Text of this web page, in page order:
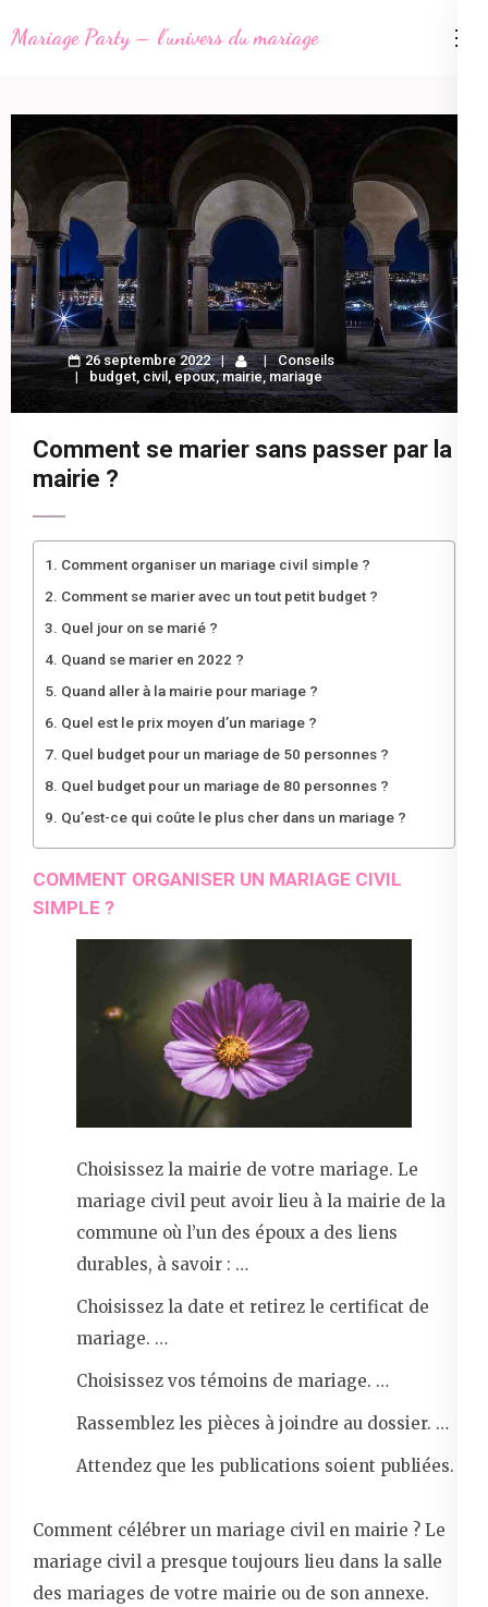
au
(Pressez
Entrée)
Mariage Party – l'univers du mariage
26 septembre 2022
Conseils
budget, civil , epoux,mairie,mariage
Comment se marier sans passer par la
mairie ?
Comment organiser un mariage civil simple ?
Comment se marier avec un tout petit budget ?
Quel jour on se marié ?
Quand se marier en 2022 ?
Quand aller à la mairie pour mariage ?
Quel est le prix moyen d’un mariage ?
Quel budget pour un mariage de 50 personnes ?
Quel budget pour un mariage de 80 personnes ?
Qu’est-ce qui coûte le plus cher dans un mariage ?
COMMENT ORGANISER UN MARIAGE CIVIL
SIMPLE ?
Choisissez la mairie de votre mariage. Le
mariage civil peut avoir lieu à la mairie de la
commune où l’un des époux a des liens
durables, à savoir : …
Choisissez la date et retirez le certificat de
mariage. …
Choisissez vos témoins de mariage. …
Rassemblez les pièces à joindre au dossier. …
Attendez que les publications soient publiées.
Comment célébrer un mariage civil en mairie ? Le
mariage civil a presque toujours lieu dans la salle
des mariages de votre mairie ou de son annexe.